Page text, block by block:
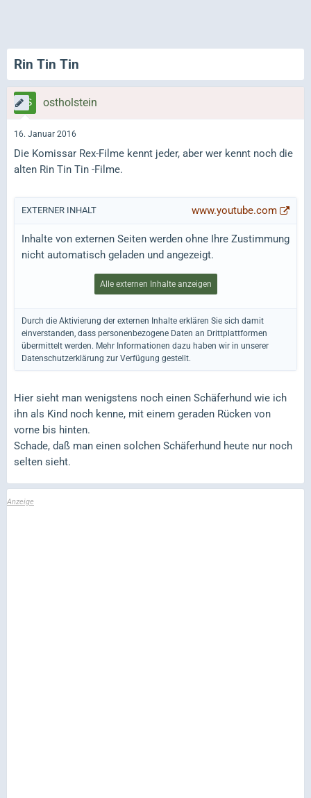
Rin Tin Tin
ostholstein
16. Januar 2016
Die Komissar Rex-Filme kennt jeder, aber wer kennt noch die
alten Rin Tin Tin -Filme.
EXTERNER INHALT www.youtube.com
Inhalte von externen Seiten werden ohne Ihre Zustimmung
nicht automatisch geladen und angezeigt.
Alle externen Inhalte anzeigen
Durch die Aktivierung der externen Inhalte erklären Sie sich damit
einverstanden, dass personenbezogene Daten an Drittplattformen
übermittelt werden. Mehr Informationen dazu haben wir in unserer
Datenschutzerklärung zur Verfügung gestellt.
Hier sieht man wenigstens noch einen Schäferhund wie ich
ihn als Kind noch kenne, mit einem geraden Rücken von
vorne bis hinten.
Schade, daß man einen solchen Schäferhund heute nur noch
selten sieht.